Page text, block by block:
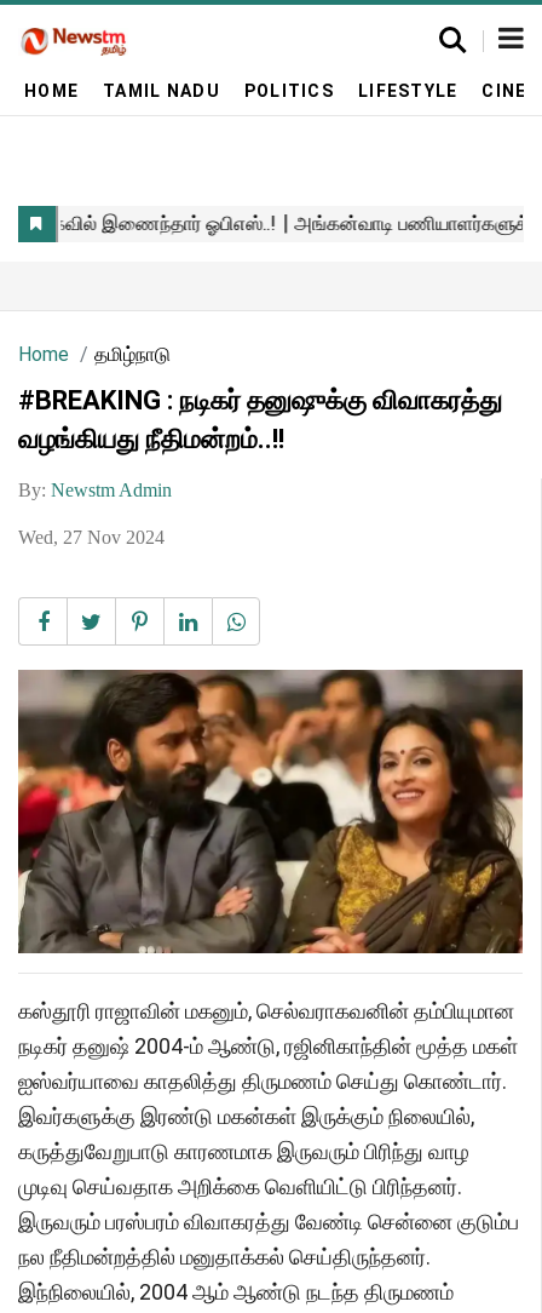
HOME TAMIL NADU POLITICS LIFESTYLE
Home தமிழ்நாடு
#BREAKING : நடிகர் தனுஷுக்கு விவாகரத்து
வழங்கியது நீதிமன்றம்..!!
By: Newstm Admin
Wed, 27 Nov 2024
கஸ்தூரி ராஜாவின் மகனும், செல்வராகவனின் தம்பியுமான
நடிகர் தனுஷ் 2004-ம் ஆண்டு, ரஜினிகாந்தின் மூத்த மகள்
ஐஸ்வர்யாவை காதலித்து திருமணம் செய்து கொண்டார்.
இவர்களுக்கு இரண்டு மகன்கள் இருக்கும் நிலையில்,
கருத்துவேறுபாடு காரணமாக இருவரும் பிரிந்து வாழ
முடிவு செய்வதாக அறிக்கை வெளியிட்டு பிரிந்தனர்.
இருவரும் பரஸ்பரம் விவாகரத்து வேண்டி சென்னை குடும்ப
நல நீதிமன்றத்தில் மனுதாக்கல் செய்திருந்தனர்.
இந்நிலையில், 2004 ஆம் ஆண்டு நடந்த திருமணம்